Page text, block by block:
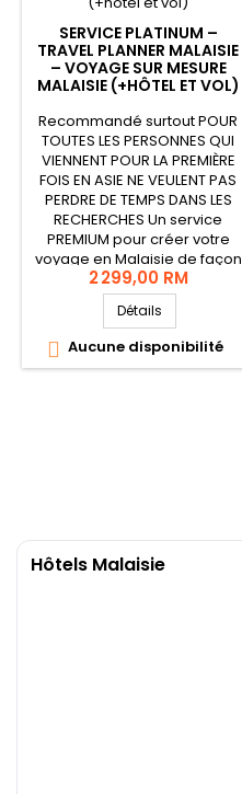
SERVICE PLATINUM –
TRAVEL PLANNER MALAISIE
– VOYAGE SUR MESURE
MALAISIE (+HÔTEL ET VOL)
Recommandé surtout POUR
TOUTES LES PERSONNES QUI
VIENNENT POUR LA PREMIÈRE
FOIS EN ASIE NE VEULENT PAS
PERDRE DE TEMPS DANS LES
RECHERCHES Un service
PREMIUM pour créer votre
voyage en Malaisie de façon
personnalisée. Le service
comprend : Les échanges
privés par Whatsapp
(appels, messages) et e-
mails, sans limite, jusqu'à
trouver votre...
2 299,00 RM
Détails
 Aucune disponibilité
Hôtels Malaisie